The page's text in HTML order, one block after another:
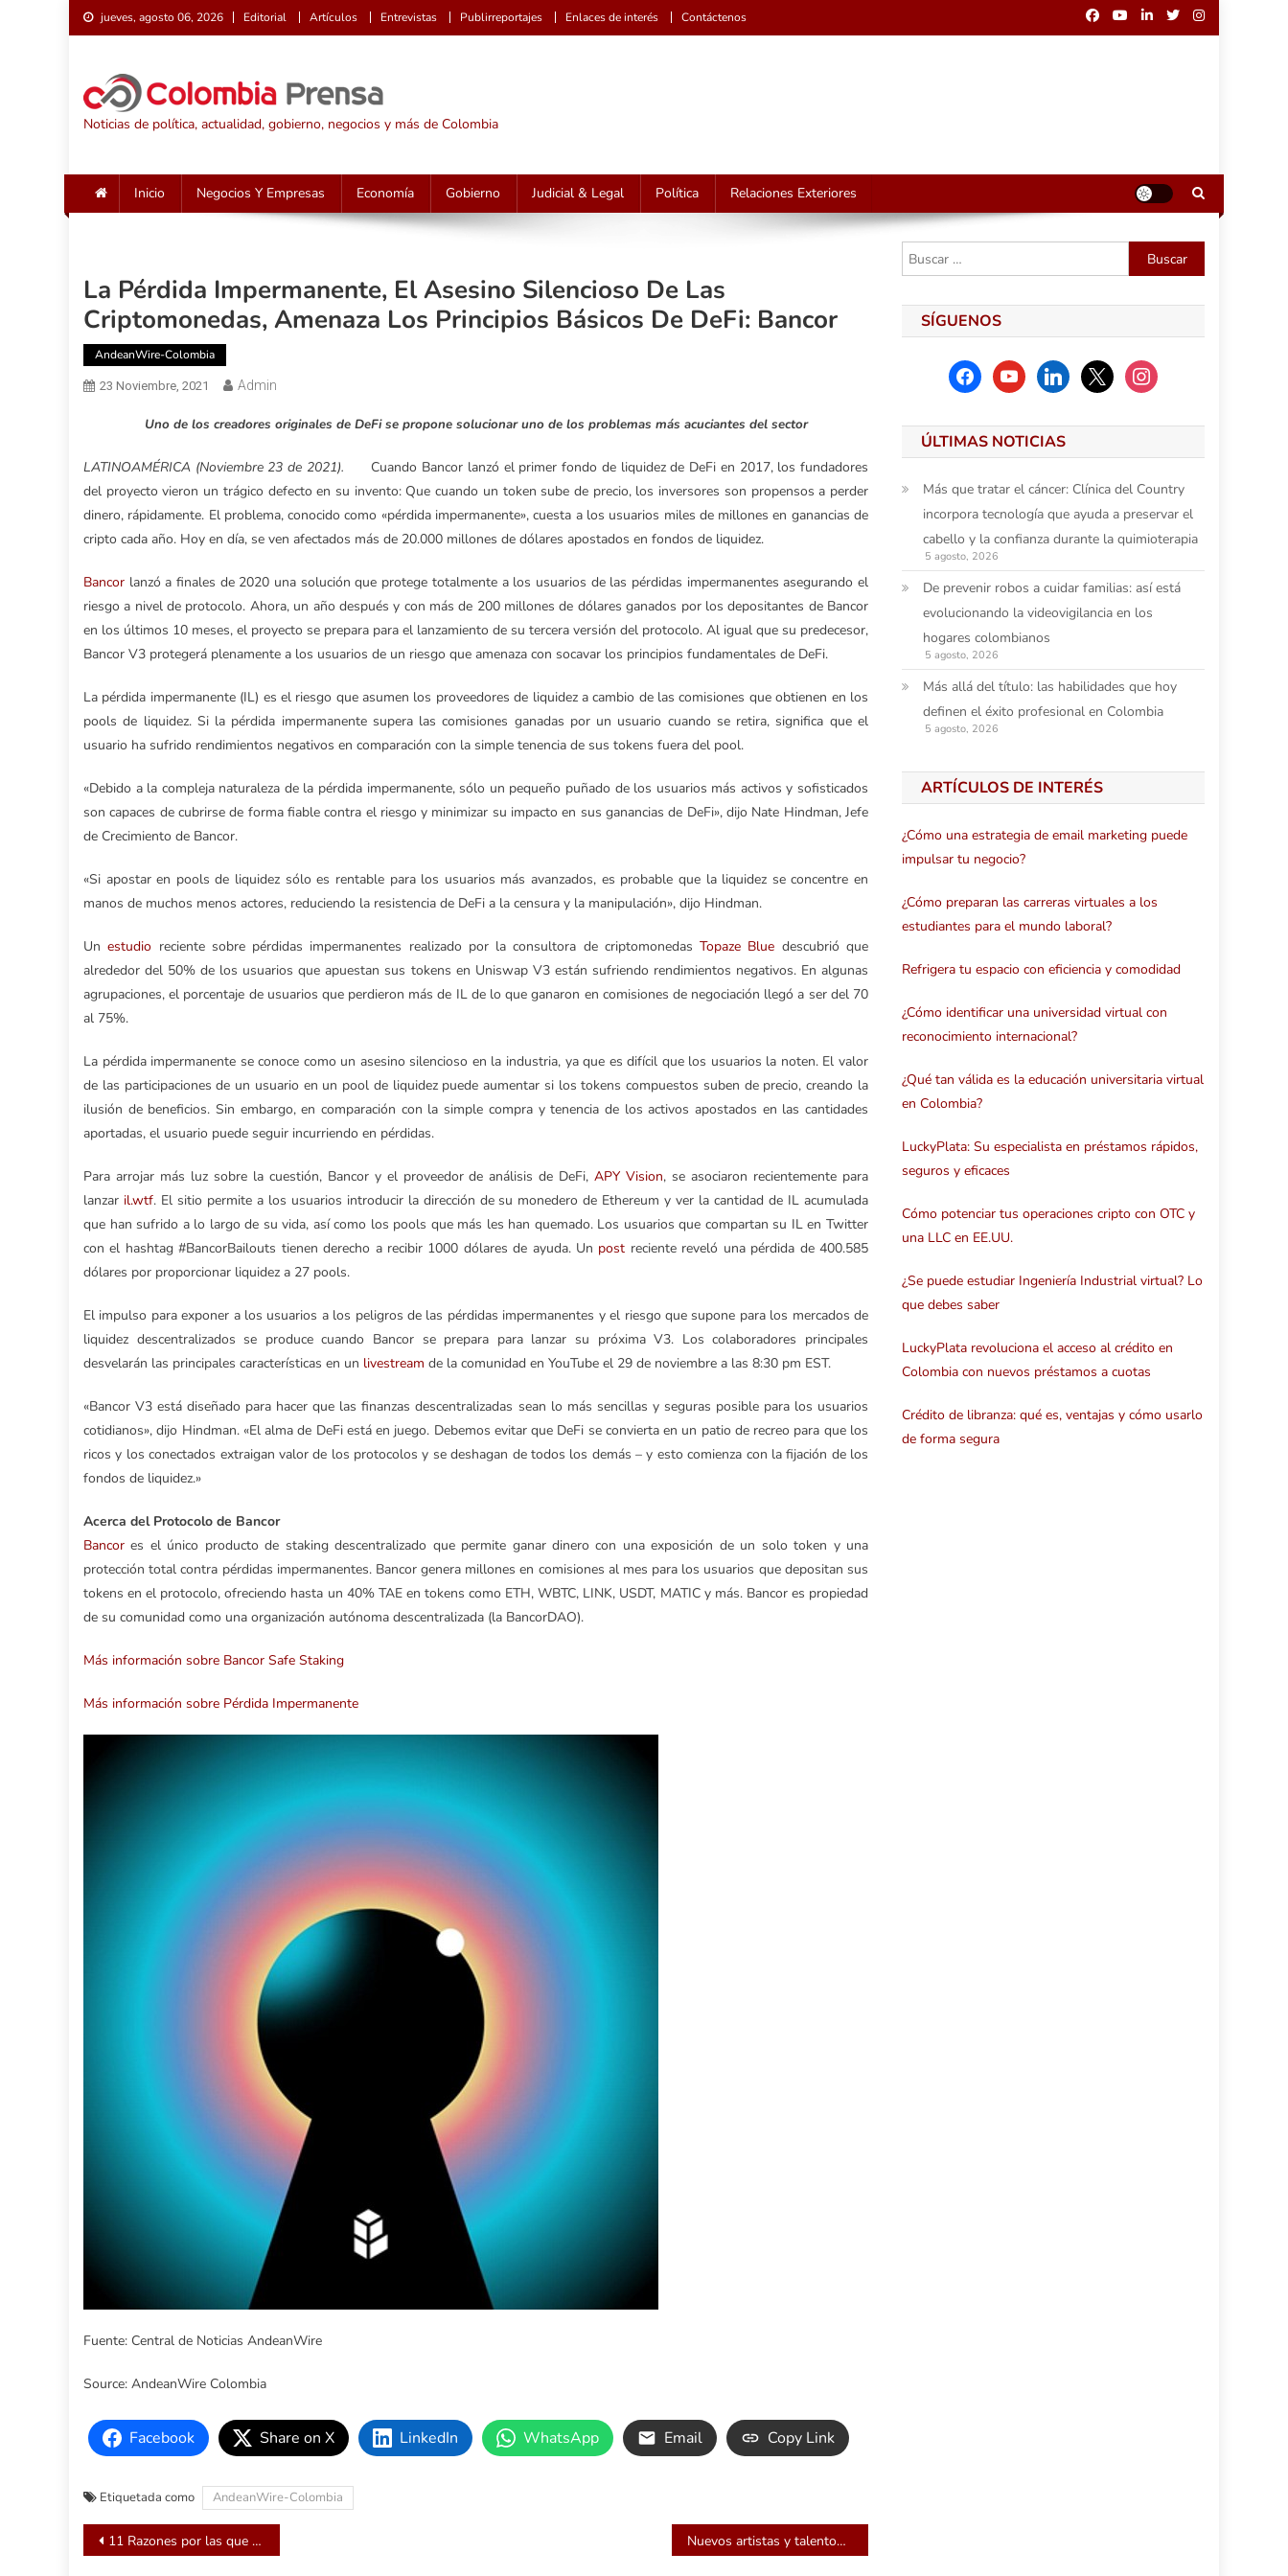
Saltar
al
jueves, agosto 06, 2026 Editorial Artículos Entrevistas Publirreportajes Enlaces de interés Contáctenos
Noticias de política, actualidad, gobierno, negocios y más de Colombia
Inicio Negocios Y Empresas Economía Gobierno Judicial & Legal Política Relaciones Exteriores
La Pérdida Impermanente, El Asesino Silencioso De Las
Criptomonedas, Amenaza Los Principios Básicos De DeFi: Bancor
AndeanWire-Colombia
23 Noviembre, 2021 Admin
Uno de los creadores originales de DeFi se propone solucionar uno de los problemas más acuciantes del sector
LATINOAMÉRICA (Noviembre 23 de 2021).
Cuando Bancor lanzó el primer fondo de liquidez de DeFi en 2017, los fundadores
del proyecto vieron un trágico defecto en su invento: Que cuando un token sube de precio, los inversores son propensos a perder
dinero, rápidamente. El problema, conocido como «pérdida impermanente», cuesta a los usuarios miles de millones en ganancias de
cripto cada año. Hoy en día, se ven afectados más de 20.000 millones de dólares apostados en fondos de liquidez.
Bancor lanzó a finales de 2020 una solución que protege totalmente a los usuarios de las pérdidas impermanentes asegurando el
riesgo a nivel de protocolo. Ahora, un año después y con más de 200 millones de dólares ganados por los depositantes de Bancor
en los últimos 10 meses, el proyecto se prepara para el lanzamiento de su tercera versión del protocolo. Al igual que su predecesor,
Bancor V3 protegerá plenamente a los usuarios de un riesgo que amenaza con socavar los principios fundamentales de DeFi.
La pérdida impermanente (IL) es el riesgo que asumen los proveedores de liquidez a cambio de las comisiones que obtienen en los
pools de liquidez. Si la pérdida impermanente supera las comisiones ganadas por un usuario cuando se retira, significa que el
usuario ha sufrido rendimientos negativos en comparación con la simple tenencia de sus tokens fuera del pool.
«Debido a la compleja naturaleza de la pérdida impermanente, sólo un pequeño puñado de los usuarios más activos y sofisticados
son capaces de cubrirse de forma fiable contra el riesgo y minimizar su impacto en sus ganancias de DeFi», dijo Nate Hindman, Jefe
de Crecimiento de Bancor.
«Si apostar en pools de liquidez sólo es rentable para los usuarios más avanzados, es probable que la liquidez se concentre en
manos de muchos menos actores, reduciendo la resistencia de DeFi a la censura y la manipulación», dijo Hindman.
Unestudio reciente sobre pérdidas impermanentes realizado por la consultora de criptomonedasTopaze Blue descubrió que
alrededor del 50% de los usuarios que apuestan sus tokens en Uniswap V3 están sufriendo rendimientos negativos. En algunas
agrupaciones, el porcentaje de usuarios que perdieron más de IL de lo que ganaron en comisiones de negociación llegó a ser del 70
al 75%.
La pérdida impermanente se conoce como un asesino silencioso en la industria, ya que es difícil que los usuarios la noten. El valor
de las participaciones de un usuario en un pool de liquidez puede aumentar si los tokens compuestos suben de precio, creando la
ilusión de beneficios. Sin embargo, en comparación con la simple compra y tenencia de los activos apostados en las cantidades
aportadas, el usuario puede seguir incurriendo en pérdidas.
Para arrojar más luz sobre la cuestión, Bancor y el proveedor de análisis de DeFi,APY Vision, se asociaron recientemente para
lanzar il.wtf. El sitio permite a los usuarios introducir la dirección de su monedero de Ethereum y ver la cantidad de IL acumulada
que han sufrido a lo largo de su vida, así como los pools que más les han quemado. Los usuarios que compartan su IL en Twitter
con el hashtag #BancorBailouts tienen derecho a recibir 1000 dólares de ayuda. Un post reciente reveló una pérdida de 400.585
dólares por proporcionar liquidez a 27 pools.
El impulso para exponer a los usuarios a los peligros de las pérdidas impermanentes y el riesgo que supone para los mercados de
liquidez descentralizados se produce cuando Bancor se prepara para lanzar su próxima V3. Los colaboradores principales
desvelarán las principales características en un livestream de la comunidad en YouTube el 29 de noviembre a las 8:30 pm EST.
«Bancor V3 está diseñado para hacer que las finanzas descentralizadas sean lo más sencillas y seguras posible para los usuarios
cotidianos», dijo Hindman. «El alma de DeFi está en juego. Debemos evitar que DeFi se convierta en un patio de recreo para que los
ricos y los conectados extraigan valor de los protocolos y se deshagan de todos los demás – y esto comienza con la fijación de los
fondos de liquidez.»
Acerca del Protocolo de Bancor
Bancor es el único producto de staking descentralizado que permite ganar dinero con una exposición de un solo token y una
protección total contra pérdidas impermanentes. Bancor genera millones en comisiones al mes para los usuarios que depositan sus
tokens en el protocolo, ofreciendo hasta un 40% TAE en tokens como ETH, WBTC, LINK, USDT, MATIC y más. Bancor es propiedad
de su comunidad como una organización autónoma descentralizada (la BancorDAO).
Más información sobre Bancor Safe Staking
Más información sobre Pérdida Impermanente
Fuente: Central de Noticias AndeanWire
Source: AndeanWire Colombia
Facebook Share on X LinkedIn WhatsApp Email Copy Link
Etiquetada como AndeanWire-Colombia
Navegación
11 Razones por las que el nuevo Xiaomi 11T es el mejor dispositivo para los creadores de contenido Nuevos artistas y talentos de la producción cinematográfica pueden ser descubiertos gracias a plataforma digital
Buscar:
SÍGUENOS
facebookyoutubelinkedinx instagram
ÚLTIMAS NOTICIAS
Más que tratar el cáncer: Clínica del Country
incorpora tecnología que ayuda a preservar el
cabello y la confianza durante la quimioterapia
5 agosto, 2026
De prevenir robos a cuidar familias: así está
evolucionando la videovigilancia en los
hogares colombianos
5 agosto, 2026
Más allá del título: las habilidades que hoy
definen el éxito profesional en Colombia
5 agosto, 2026
ARTÍCULOS DE INTERÉS
¿Cómo una estrategia de email marketing puede
impulsar tu negocio?
¿Cómo preparan las carreras virtuales a los
estudiantes para el mundo laboral?
Refrigera tu espacio con eficiencia y comodidad
¿Cómo identificar una universidad virtual con
reconocimiento internacional?
¿Qué tan válida es la educación universitaria virtual
en Colombia?
LuckyPlata: Su especialista en préstamos rápidos,
seguros y eficaces
Cómo potenciar tus operaciones cripto con OTC y
una LLC en EE.UU.
¿Se puede estudiar Ingeniería Industrial virtual? Lo
que debes saber
LuckyPlata revoluciona el acceso al crédito en
Colombia con nuevos préstamos a cuotas
Crédito de libranza: qué es, ventajas y cómo usarlo
de forma segura